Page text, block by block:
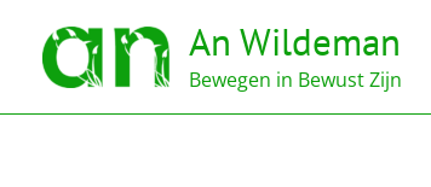
inhoud
An Wildeman
Bewegen in Bewust Zijn